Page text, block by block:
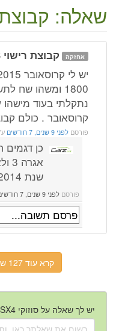
שאלה: קבוצת
אחזקה קבוצת רישוי 3
1800 ומשהו
נתקלתי בעוד
קרוסאובר . כולם קבוצת
פורסם לפני 9 שנים, 7 חודשים
כן
שנת 2014 ומטה הם קבוצת אגרה 2.
פורסם לפני 9 שנים, 7 חודשים
קרא עוד 127 שאלות ותשובות על רכב זה.
יש לך שאלה על סוזוקי SX4 קרוסאובר 2013 - 2018 החדשה?